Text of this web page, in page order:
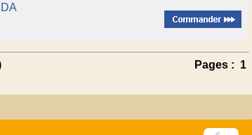
Pages : 1